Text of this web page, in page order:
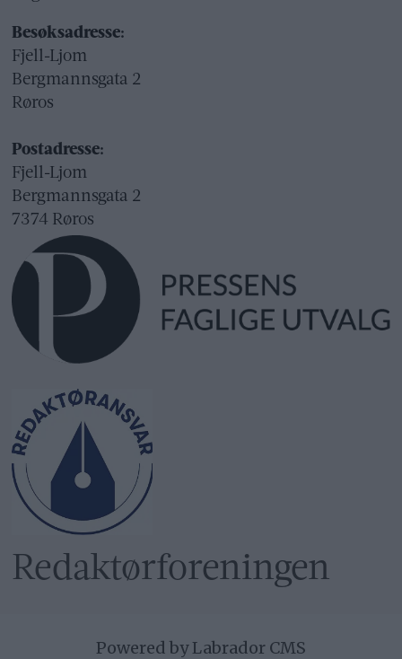
Besøksadresse:
Fjell-Ljom
Bergmannsgata 2
Røros
Postadresse:
Fjell-Ljom
Bergmannsgata 2
7374 Røros
Redaktør­foreningen
Powered by Labrador CMS